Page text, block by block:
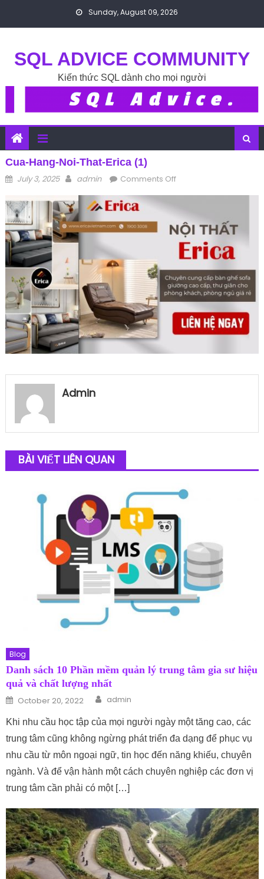
Sunday, August 09, 2026
SQL ADVICE COMMUNITY
Kiến thức SQL dành cho mọi người
Cua-Hang-Noi-That-Erica (1)
Posted on
July 3, 2025 Author
admin Comments Offon cua-hang-noi-
Admin
BÀI VIẾT LIÊN QUAN
Blog
Danh sách 10 Phần mềm quản lý trung tâm gia sư hiệu
quả và chất lượng nhất
Posted on
October 20, 2022 Author
admin
Khi nhu cầu học tập của mọi người ngày một tăng cao, các
trung tâm cũng không ngừng phát triển đa dạng để phục vụ
nhu cầu từ môn ngoại ngữ, tin học đến năng khiếu, chuyên
ngành. Và để vận hành một cách chuyên nghiệp các đơn vị
trung tâm cần phải có một […]